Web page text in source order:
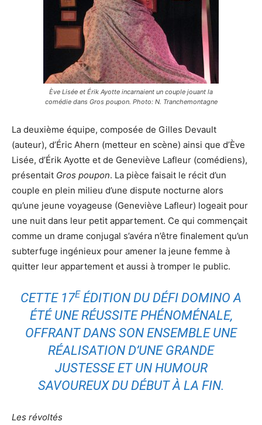
Ève Lisée et Érik Ayotte incarnaient un couple jouant la
comédie dans Gros poupon. Photo: N. Tranchemontagne
La deuxième équipe, composée de Gilles Devault
(auteur), d’Éric Ahern (metteur en scène) ainsi que d’Ève
Lisée, d’Érik Ayotte et de Geneviève Lafleur (comédiens),
présentait Gros poupon. La pièce faisait le récit d’un
couple en plein milieu d’une dispute nocturne alors
qu’une jeune voyageuse (Geneviève Lafleur) logeait pour
une nuit dans leur petit appartement. Ce qui commençait
comme un drame conjugal s’avéra n’être finalement qu’un
subterfuge ingénieux pour amener la jeune femme à
quitter leur appartement et aussi à tromper le public.
CETTE 17E ÉDITION DU DÉFI DOMINO A
ÉTÉ UNE RÉUSSITE PHÉNOMÉNALE,
OFFRANT DANS SON ENSEMBLE UNE
RÉALISATION D’UNE GRANDE
JUSTESSE ET UN HUMOUR
SAVOUREUX DU DÉBUT À LA FIN.
Les révoltés